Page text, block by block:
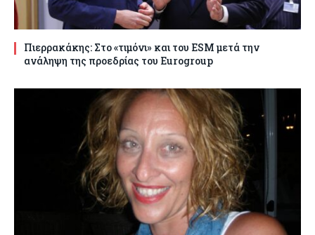
Πιερρακάκης: Στο «τιμόνι» και του ESM μετά την
ανάληψη της προεδρίας του Eurogroup